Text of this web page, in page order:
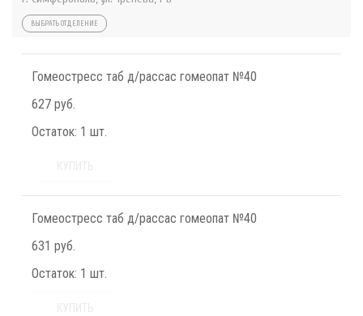
ВЫБРАТЬ ОТДЕЛЕНИЕ
Гомеостресс таб д/рассас гомеопат №40
627 руб.
Остаток: 1 шт.
Гомеостресс таб д/рассас гомеопат №40
631 руб.
Остаток: 1 шт.